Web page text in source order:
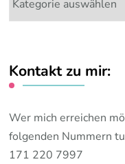
Themen:
Kontakt zu mir:
Wer mich erreichen
folgenden Nummern
171 220 7997